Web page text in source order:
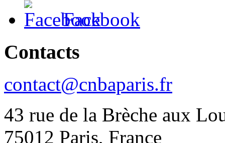
Facebook
Contacts
contact@cnbaparis.fr
43 rue de la Brèche aux
75012 Paris, France